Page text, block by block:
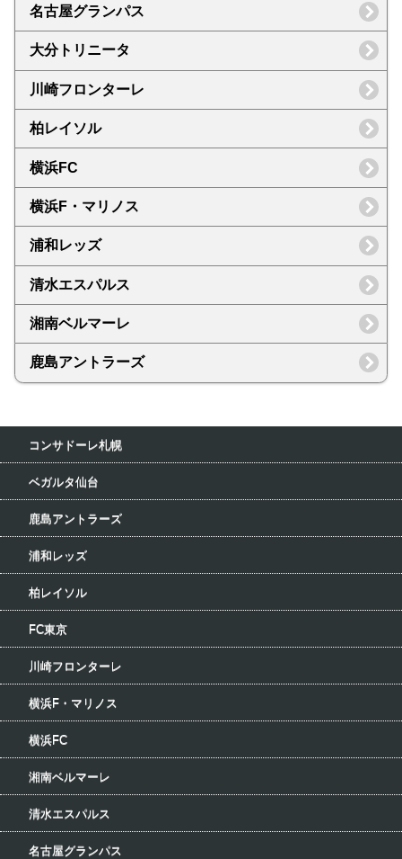
名古屋グランパス
大分トリニータ
川崎フロンターレ
柏レイソル
横浜FC
横浜F・マリノス
浦和レッズ
清水エスパルス
湘南ベルマーレ
鹿島アントラーズ
コンサドーレ札幌
ベガルタ仙台
鹿島アントラーズ
浦和レッズ
柏レイソル
FC東京
川崎フロンターレ
横浜F・マリノス
横浜FC
湘南ベルマーレ
清水エスパルス
名古屋グランパス